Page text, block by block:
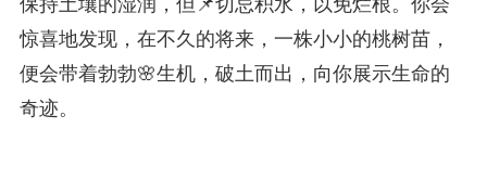
惊喜地发现，在不久的将来，一株小小的桃树苗，
便会带着勃勃🌸生机，破土而出，向你展示生命的
奇迹。